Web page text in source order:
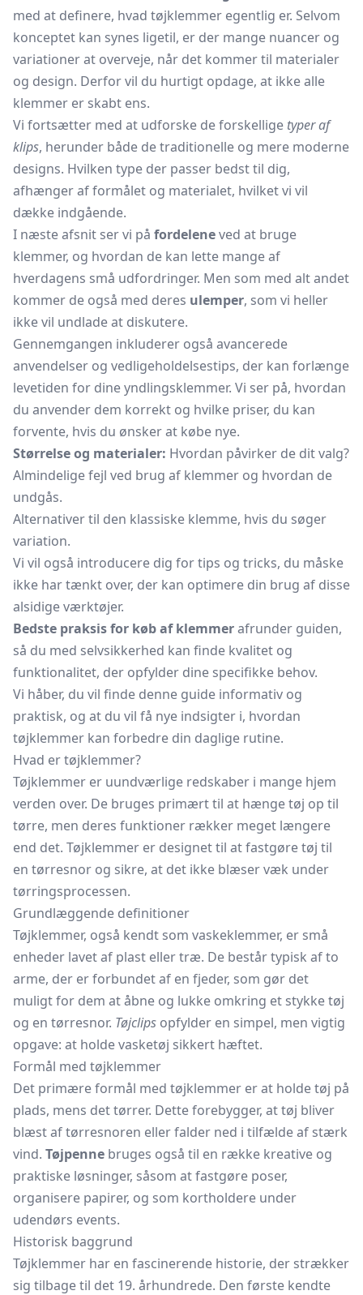
med at definere, hvad tøjklemmer egentlig er. Selvom
konceptet kan synes ligetil, er der mange nuancer og
variationer at overveje, når det kommer til materialer
og design. Derfor vil du hurtigt opdage, at ikke alle
klemmer er skabt ens.
Vi fortsætter med at udforske de forskellige typer af
klips, herunder både de traditionelle og mere moderne
designs. Hvilken type der passer bedst til dig,
afhænger af formålet og materialet, hvilket vi vil
dække indgående.
I næste afsnit ser vi på fordeleneved at bruge
klemmer, og hvordan de kan lette mange af
hverdagens små udfordringer. Men som med alt andet
kommer de også med deres ulemper, som vi heller
ikke vil undlade at diskutere.
Gennemgangen inkluderer også avancerede
anvendelser og vedligeholdelsestips, der kan forlænge
levetiden for dine yndlingsklemmer. Vi ser på, hvordan
du anvender dem korrekt og hvilke priser, du kan
forvente, hvis du ønsker at købe nye.
Størrelse og materialer: Hvordan påvirker de dit valg?
Almindelige fejl ved brug af klemmer og hvordan de
undgås.
Alternativer til den klassiske klemme, hvis du søger
variation.
Vi vil også introducere dig for tips og tricks, du måske
ikke har tænkt over, der kan optimere din brug af disse
alsidige værktøjer.
Bedste praksis for køb af klemmerafrunder guiden,
så du med selvsikkerhed kan finde kvalitet og
funktionalitet, der opfylder dine specifikke behov.
Vi håber, du vil finde denne guide informativ og
praktisk, og at du vil få nye indsigter i, hvordan
tøjklemmer kan forbedre din daglige rutine.
Hvad er tøjklemmer?
Tøjklemmer er uundværlige redskaber i mange hjem
verden over. De bruges primært til at hænge tøj op til
tørre, men deres funktioner rækker meget længere
end det. Tøjklemmer er designet til at fastgøre tøj til
en tørresnor og sikre, at det ikke blæser væk under
tørringsprocessen.
Grundlæggende definitioner
Tøjklemmer, også kendt som vaskeklemmer, er små
enheder lavet af plast eller træ. De består typisk af to
arme, der er forbundet af en fjeder, som gør det
muligt for dem at åbne og lukke omkring et stykke tøj
og en tørresnor. Tøjclips opfylder en simpel, men vigtig
opgave: at holde vasketøj sikkert hæftet.
Formål med tøjklemmer
Det primære formål med tøjklemmer er at holde tøj på
plads, mens det tørrer. Dette forebygger, at tøj bliver
blæst af tørresnoren eller falder ned i tilfælde af stærk
vind. Tøjpenne bruges også til en række kreative og
praktiske løsninger, såsom at fastgøre poser,
organisere papirer, og som kortholdere under
udendørs events.
Historisk baggrund
Tøjklemmer har en fascinerende historie, der strækker
sig tilbage til det 19. århundrede. Den første kendte